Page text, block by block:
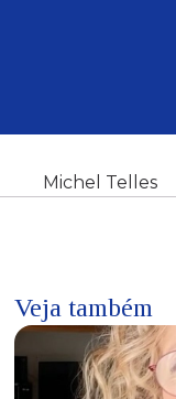
Michel Telles
Veja também